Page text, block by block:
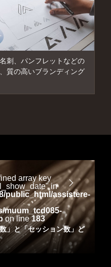
刺、パンフレットなどの
質の高いブランディング
array key
in
public_html/assistere-
muum_tcd085-
on line183
」と「セッション数」ど